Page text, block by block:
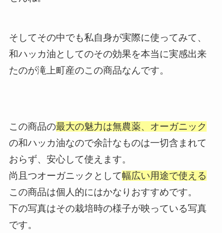
そしてその中でも私自身が実際に使ってみて、
和ハッカ油としてのその効果を本当に実感出来
たのが滝上町産のこの商品なんです。
この商品の最大の魅力は無農薬、オーガニック
の和ハッカ油なので余計なものは一切含まれて
おらず、安心して使えます。
尚且つオーガニックとして幅広い用途で使える
この商品は個人的にはかなりおすすめです。
下の写真はその栽培時の様子が映っている写真
です。